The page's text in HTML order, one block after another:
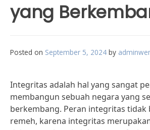
yang
Posted on September 5, 2024 by
Integritas adalah hal yang sangat
membangun sebuah negara yang
berkembang. Peran integritas tidak
remeh, karena integritas